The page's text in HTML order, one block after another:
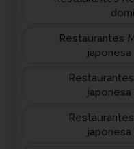
Restaurantes